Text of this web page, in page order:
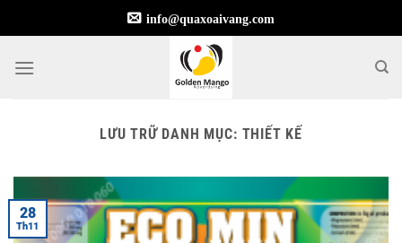
qua
dung
info@quaxoaivang.com
LƯU TRỮ DANH MỤC: THIẾT KẾ
28
Th11